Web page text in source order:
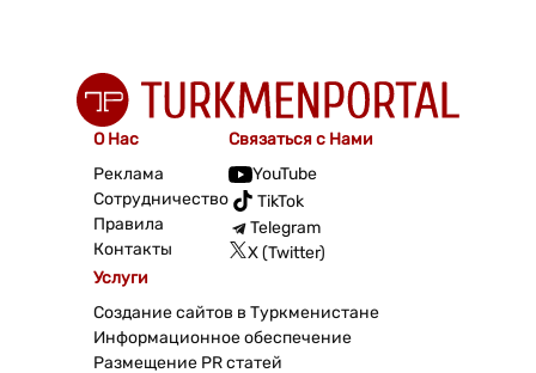
О Нас
Реклама
Сотрудничество
Правила
Контакты
Связаться с Нами
YouTube
TikTok
Telegram
X (Twitter)
Услуги
Создание сайтов в Туркменистане
Информационное обеспечение
Размещение PR статей